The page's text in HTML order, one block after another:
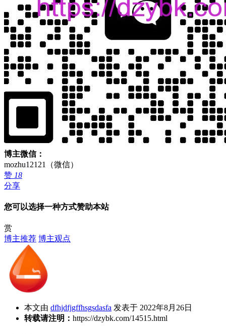
博主微信：
mozhu12121（微信）
赞 18
分享
您可以选择一种方式赞助本站
赏
博主推荐 博主观点
本文由 dfhjdfjgffhsgsdasfa 发表于 2022年8月26日
转载请注明： https://dzybk.com/14515.html